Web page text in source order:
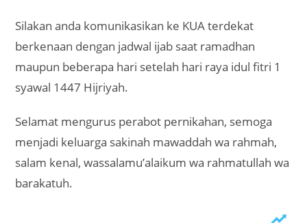
Silakan anda komunikasikan ke KUA terdekat
berkenaan dengan jadwal ijab saat ramadhan
maupun beberapa hari setelah hari raya idul fitri 1
syawal 1447 Hijriyah.
Selamat mengurus perabot pernikahan, semoga
menjadi keluarga sakinah mawaddah wa rahmah,
salam kenal, wassalamu’alaikum wa rahmatullah wa
barakatuh.